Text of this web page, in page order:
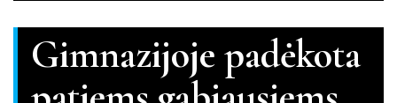
Gimnazijoje padėkota